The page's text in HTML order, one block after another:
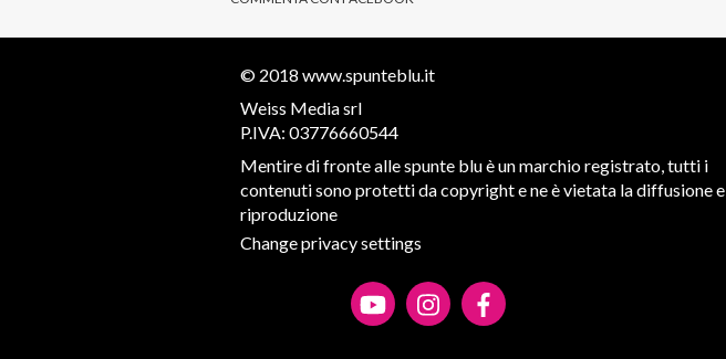
© 2018 www.spunteblu.it
Weiss Media srl
P.IVA: 03776660544
Mentire di fronte alle spunte blu è un marchio registrato, tutti i
contenuti sono protetti da copyright e ne è vietata la diffusione e
riproduzione
Change privacy settings